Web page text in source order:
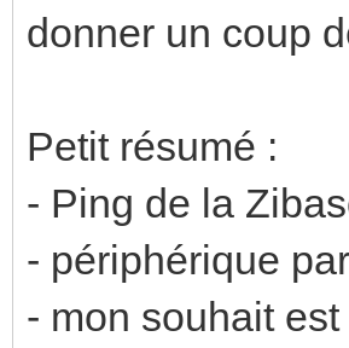
donner un coup
Petit résumé :
- Ping de la
- périphérique
- mon souhait